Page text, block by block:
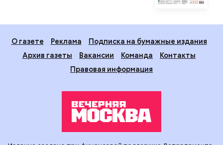
О газете Реклама
Подписка на бумажные издания
Архив газеты
Вакансии Команда
Контакты
Правовая информация